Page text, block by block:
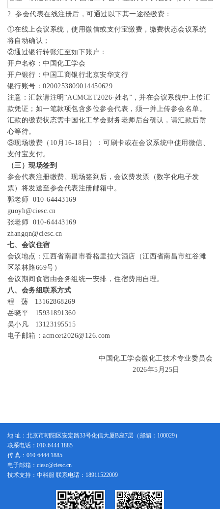
2.参会代表在线注册后，可通过以下其一途径缴费：
①在线上会议系统，使用微信或支付宝缴费，缴费状态会议系统
将自动确认；
②通过银行转账汇至如下账户：
开户名称：中国化工学会
开户银行：中国工商银行北京安华支行
银行账号：0200253809014450629
注意：汇款请注明 “ACMCET2026-姓名 ”，并在会议系统中上传汇
款凭证；如一笔款项包含多位参会代表，须一并上传参会名单。
汇款的缴费状态需中国化工学会财务老师后台确认，请汇款后耐
心等待。
③现场缴费（ 10 月 16-18 日）：可刷卡或在会议系统中使用微信、
支付宝支付。
（三）现场签到
参会代表注册缴费、现场签到后，会议费发票（数字化电子发
票）将发送至参会代表注册邮箱中。
郭老师010-64443169
guoyh@ciesc.cn
张老师010-64443169
zhangqn@ciesc.cn
七、会议住宿
会议地点：江西省南昌市香格里拉大酒店（江西省南昌市红谷滩
区翠林路669号）
会议期间食宿由会务组统一安排，住宿费用自理。
八、会务组联系方式
程
荡
13162868269
岳晓平
15931891360
吴小凡
13123195515
电子邮箱：acmcet2026@126.com
中国化工学会微化工技术专业委员会
2026年5 月25 日
地 址：北京市朝阳区安定路33号化信大厦B座7层（邮编：100029）
联系电话：010-6444 1885
传 真：010-6444 1885
电子邮箱：ciesc@ciesc.cn
技术支持：中科服 联系电话：18911522009